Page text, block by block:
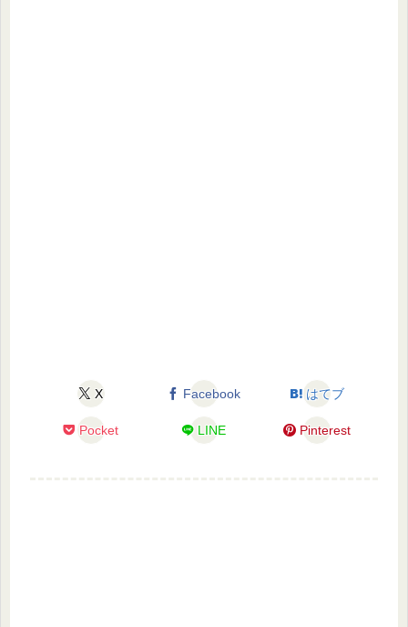
X Facebook はてブ
Pocket LINE Pinterest